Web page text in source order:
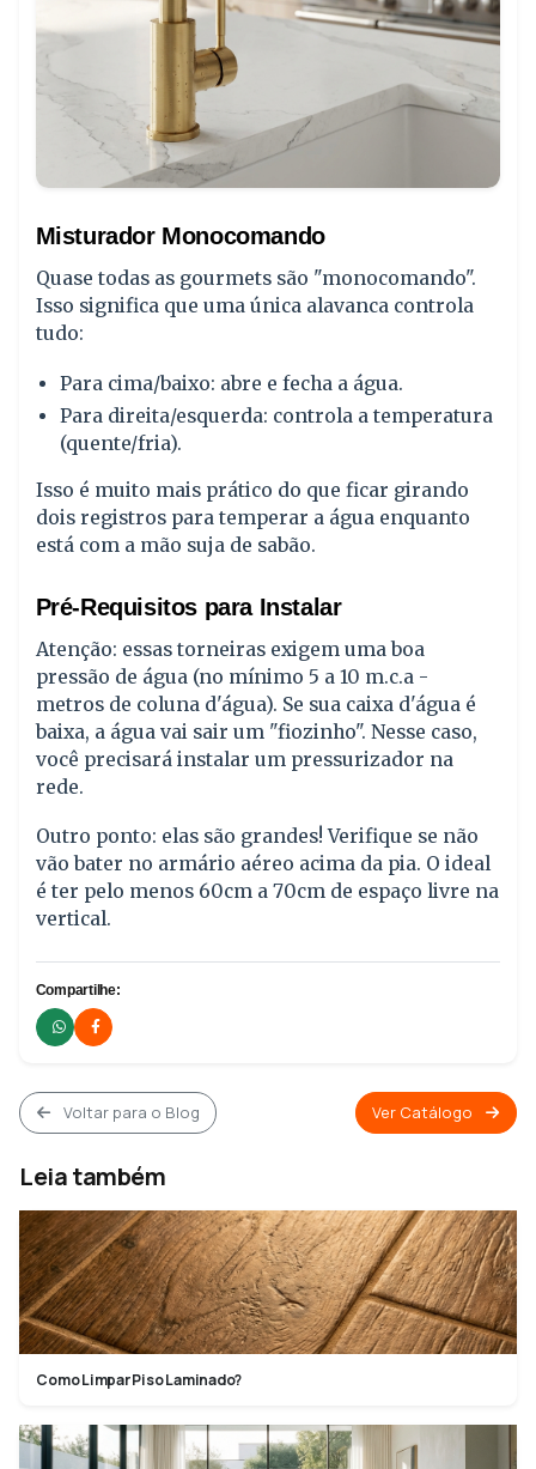
Misturador Monocomando
Quase todas as gourmets são "monocomando".
Isso significa que uma única alavanca controla
tudo:
Para cima/baixo: abre e fecha a água.
Para direita/esquerda: controla a temperatura
(quente/fria).
Isso é muito mais prático do que ficar girando
dois registros para temperar a água enquanto
está com a mão suja de sabão.
Pré-Requisitos para Instalar
Atenção: essas torneiras exigem uma boa
pressão de água (no mínimo 5 a 10 m.c.a -
metros de coluna d'água). Se sua caixa d'água é
baixa, a água vai sair um "fiozinho". Nesse caso,
você precisará instalar um pressurizador na
rede.
Outro ponto: elas são grandes! Verifique se não
vão bater no armário aéreo acima da pia. O ideal
é ter pelo menos 60cm a 70cm de espaço livre na
vertical.
Compartilhe:
Voltar para o Blog Ver Catálogo
Leia também
Como Limpar Piso Laminado?